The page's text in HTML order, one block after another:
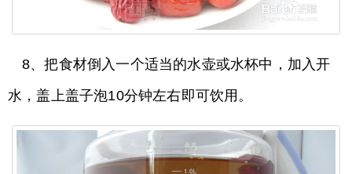
8、把食材倒入一个适当的水壶或水杯中，加入开
水，盖上盖子泡10分钟左右即可饮用。